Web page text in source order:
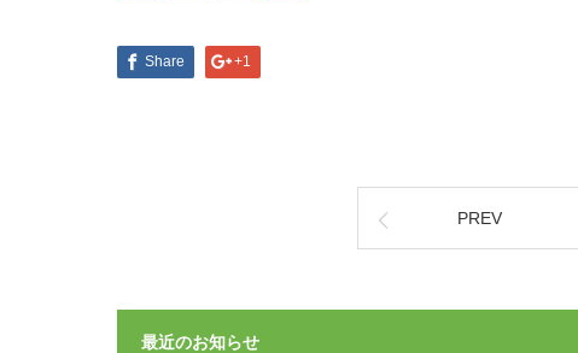
Share +1
PREV
最近のお知らせ